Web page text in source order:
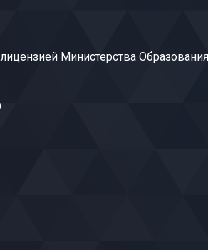
Министерства